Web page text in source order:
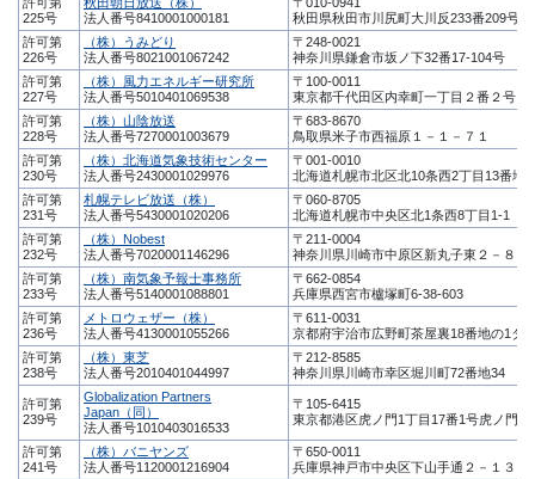
225号
法人番号8410001000181
秋田県秋田市川尻町大川反233番209号
許可第
226号
（株）うみどり
法人番号8021001067242
〒248-0021
神奈川県鎌倉市坂ノ下32番17-104号
許可第
227号
（株）風力エネルギー研究所
法人番号5010401069538
〒100-0011
東京都千代田区内幸町一丁目２番２号
許可第
228号
（株）山陰放送
法人番号7270001003679
〒683-8670
鳥取県米子市西福原１－１－７１
許可第
230号
（株）北海道気象技術センター
法人番号2430001029976
〒001-0010
北海道札幌市北区北10条西2丁目13番地3
許可第
231号
札幌テレビ放送（株）
法人番号5430001020206
〒060-8705
北海道札幌市中央区北1条西8丁目1-1
許可第
232号
（株）Nobest
法人番号7020001146296
〒211-0004
神奈川県川崎市中原区新丸子東２－８９
許可第
233号
（株）南気象予報士事務所
法人番号5140001088801
〒662-0854
兵庫県西宮市櫨塚町6-38-603
許可第
236号
メトロウェザー（株）
法人番号4130001055266
〒611-0031
京都府宇治市広野町茶屋裏18番地の1タ
許可第
238号
（株）東芝
法人番号2010401044997
〒212-8585
神奈川県川崎市幸区堀川町72番地34
許可第
239号
Globalization Partners
Japan（同）
法人番号1010403016533
〒105-6415
東京都港区虎ノ門1丁目17番1号虎ノ門
許可第
241号
（株）バニヤンズ
法人番号1120001216904
〒650-0011
兵庫県神戸市中央区下山手通２－１３－